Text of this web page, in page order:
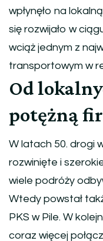
wpłynęło na
się rozwijało w
wciąż jednym z
transportowym w
Od
potężną
W latach 50. drogi
rozwinięte i
wiele podróży
Wtedy powstał
PKS w Pile. W
coraz więcej